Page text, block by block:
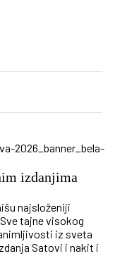
izdanjima
najsloženiji
tajne visokog
iz sveta
Satovi i nakit i